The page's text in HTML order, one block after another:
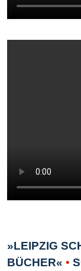
»LEIPZIG
BÜCHER« •